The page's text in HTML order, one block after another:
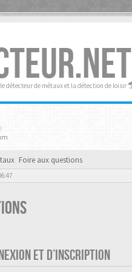
détecteur de métaux et la détection de loisir
Foire aux questions
ET D’INSCRIPTION